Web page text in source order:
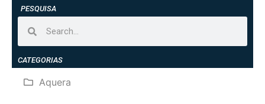
PESQUISA
CATEGORIAS
Aquera